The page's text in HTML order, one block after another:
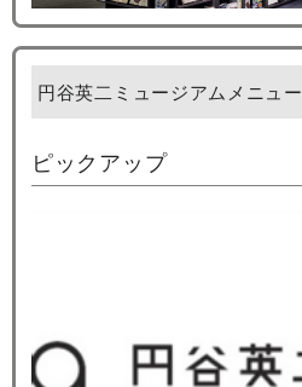
円谷英二ミュージアムメニュー
ピックアップ